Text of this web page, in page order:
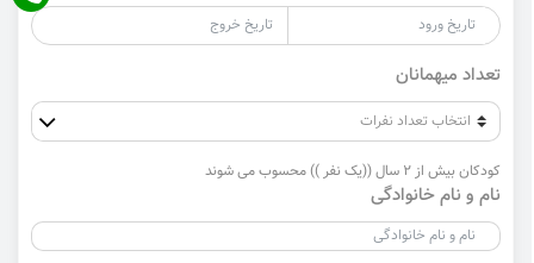
تعداد میهمانان
کودکان بیش از 2 سال ((یک نفر )) محسوب می شوند
نام و نام خانوادگی